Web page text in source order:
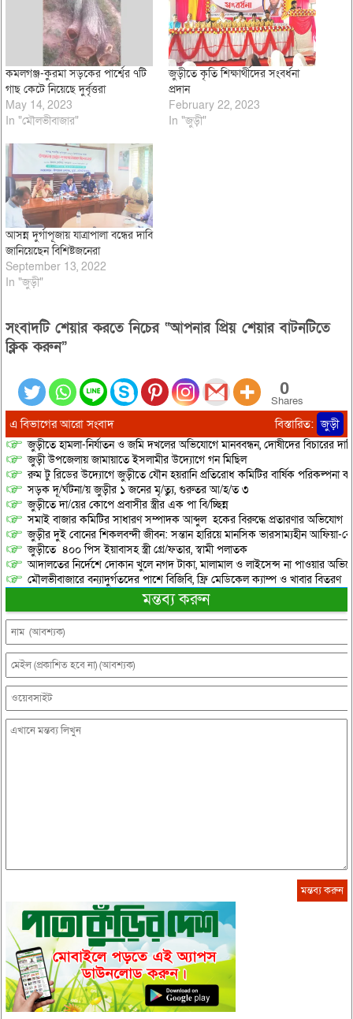
কমলগঞ্জ-কুরমা সড়কের পার্শ্বের ৭টি
গাছ কেটে নিয়েছে দুর্বৃত্তরা
May 14, 2023
In "মৌলভীবাজার"
জুড়ীতে কৃতি শিক্ষার্থীদের সংবর্ধনা
প্রদান
February 22, 2023
In "জুড়ী"
আসন্ন দুর্গাপূজায় যাত্রাপালা বন্ধের দাবি
জানিয়েছেন বিশিষ্টজনেরা
September 13, 2022
In "জুড়ী"
সংবাদটি শেয়ার করতে নিচের “আপনার প্রিয় শেয়ার বাটনটিতে
ক্লিক করুন”
0
Shares
এ বিভাগের আরো সংবাদ বিস্তারিত: জুড়ী
জুড়ীতে হামলা-নির্যাতন ও জমি দখলের অভিযোগে মানববন্ধন, দোষীদের বিচারের দাবি
জুড়ী উপজেলায় জামায়াতে ইসলামীর উদ্যোগে গন মিছিল
রুম টু রিডের উদ্যোগে জুড়ীতে যৌন হয়রানি প্রতিরোধ কমিটির বার্ষিক পরিকল্পনা
সড়ক দূ/র্ঘটনা/য় জুড়ীর ১ জনের মৃ/ত্যু, গুরুতর আ/হ/ত ৩
জুড়ীতে দা/য়ের কোপে প্রবাসীর স্ত্রীর এক পা বি/চ্ছিন্ন
সমাই বাজার কমিটির সাধারণ সম্পাদক আব্দুল হকের বিরুদ্ধে প্রতারণার অভিযোগ
জুড়ীর দুই বোনের শিকলবন্দী জীবন: সন্তান হারিয়ে মানসিক ভারসাম্যহীন আফিয়া-
জুড়ীতে ৪০০ পিস ইয়াবাসহ স্ত্রী গ্রে/ফতার, স্বামী পলাতক
আদালতের নির্দেশে দোকান খুলে নগদ টাকা, মালামাল ও লাইসেন্স না পাওয়ার
মৌলভীবাজারে বন্যাদুর্গতদের পাশে বিজিবি, ফ্রি মেডিকেল ক্যাম্প ও খাবার বিতরণ
মন্তব্য করুন